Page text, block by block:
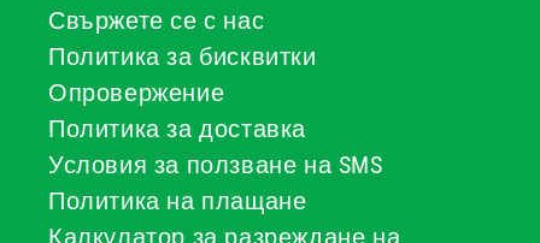
Свържете се с нас
Политика за бисквитки
Опровержение
Политика за доставка
Условия за ползване на SMS
Политика на плащане
Калкулатор за разреждане на